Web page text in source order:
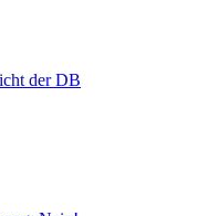
der DB